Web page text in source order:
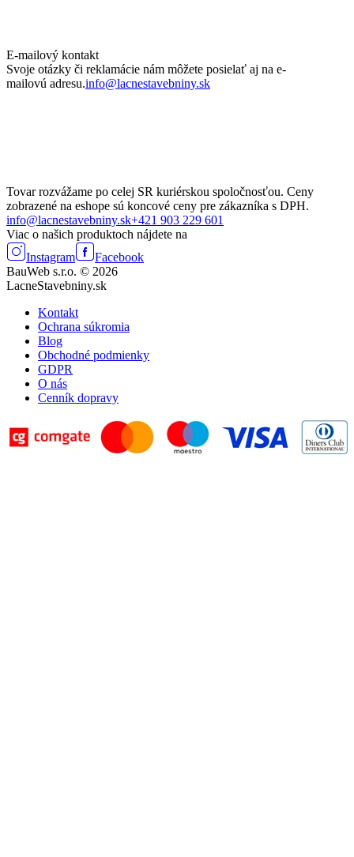
E-mailový kontakt
Svoje otázky či reklamácie nám môžete posielať aj na e-
mailovú adresu.info@lacnestavebniny.sk
Tovar rozvážame po celej SR kuriérskou spoločnosťou. Ceny
zobrazené na eshope sú koncové ceny pre zákazníka s DPH.
info@lacnestavebniny.sk+421 903 229 601
Viac o našich produktoch nájdete na
Instagram
Facebook
BauWeb s.r.o. © 2026
LacneStavebniny.sk
Kontakt
Ochrana súkromia
Blog
Obchodné podmienky
GDPR
O nás
Cenník dopravy